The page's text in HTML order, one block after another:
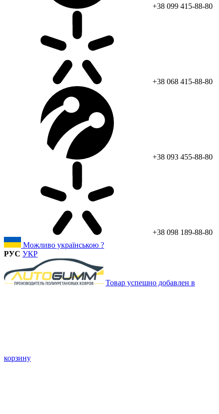
+38 099 415-88-80
+38 068 415-88-80
+38 093 455-88-80
+38 098 189-88-80
Можливо українською ?
РУС УКР
Товар успешно добавлен в
корзину